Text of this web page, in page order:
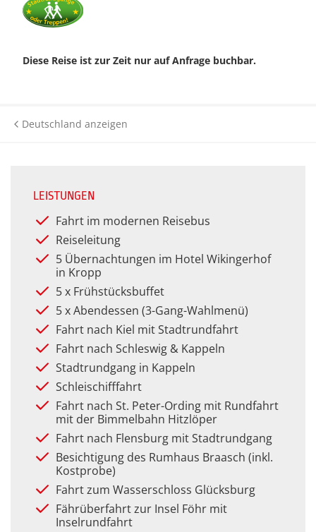
Kurreisen
Kurzreisen
Tagesfahrten &
Urlaubsreisen
Verwöhnurlaub
Premium Plus BistroBus-
Themenreisen (Premium)
(Premium)
Historie
Häufige Fragen
Diese Reise ist zur Zeit nur auf Anfrage buchbar.
Deutschland anzeigen
LEISTUNGEN
Fahrt im modernen Reisebus
Reiseleitung
5 Übernachtungen im Hotel Wikingerhof
in Kropp
5 x Frühstücksbuffet
5 x Abendessen (3-Gang-Wahlmenü)
Fahrt nach Kiel mit Stadtrundfahrt
Fahrt nach Schleswig & Kappeln
Stadtrundgang in Kappeln
Schleischifffahrt
Fahrt nach St. Peter-Ording mit Rundfahrt
mit der Bimmelbahn Hitzlöper
Fahrt nach Flensburg mit Stadtrundgang
Besichtigung des Rumhaus Braasch (inkl.
Kostprobe)
Fahrt zum Wasserschloss Glücksburg
Fährüberfahrt zur Insel Föhr mit
Inselrundfahrt